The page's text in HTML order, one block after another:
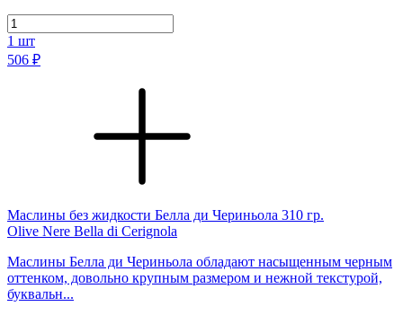
1 шт
506 ₽
Маслины без жидкости Белла ди Чериньола 310 гр.
Olive Nere Bella di Cerignola
Маслины Белла ди Чериньола обладают насыщенным черным
оттенком, довольно крупным размером и нежной текстурой,
буквальн...